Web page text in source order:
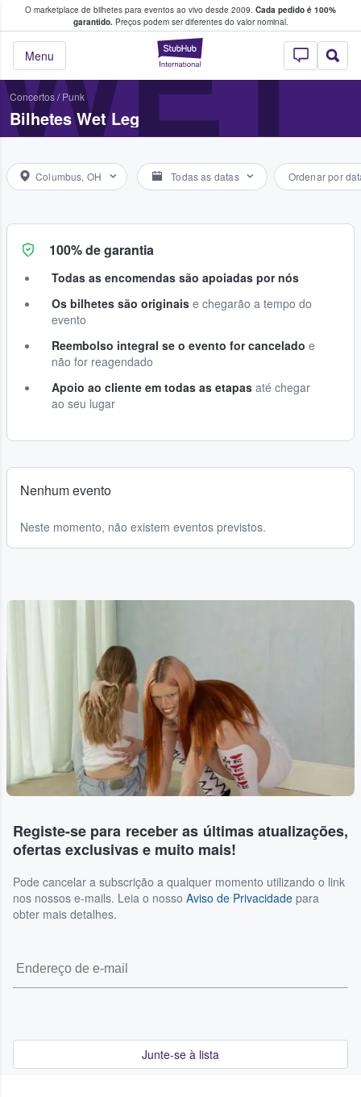
O marketplace de bilhetes para eventos ao vivo desde 2009. Cada pedido é 100%
garantido.Preços podem ser diferentes do valor nominal.
StubHub – onde
Menu
fãs compram e vendem bilhetes
Concertos/ Punk
Bilhetes Wet Leg
Columbus, OH Todas as datas Ordenar por
100% de garantia
Todas as encomendas são apoiadas por nós
Os bilhetes são originais e chegarão a tempo do
evento
Reembolso integral se o evento for cancelado e
não for reagendado
Apoio ao cliente em todas as etapas até chegar
ao seu lugar
Nenhum evento
Neste momento, não existem eventos previstos.
Registe-se para receber as últimas atualizações,
ofertas exclusivas e muito mais!
Pode cancelar a subscrição a qualquer momento utilizando o link
nos nossos e-mails. Leia o nosso Aviso de Privacidade para
obter mais detalhes.
Junte-se à lista